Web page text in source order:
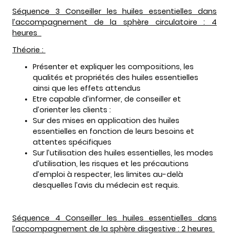
Séquence 3 Conseiller les huiles essentielles dans
l’accompagnement de la sphère circulatoire : 4
heures
Théorie :
Présenter et expliquer les compositions, les
qualités et propriétés des huiles essentielles
ainsi que les effets attendus
Etre capable d’informer, de conseiller et
d’orienter les clients :
Sur des mises en application des huiles
essentielles en fonction de leurs besoins et
attentes spécifiques
Sur l’utilisation des huiles essentielles, les modes
d’utilisation, les risques et les précautions
d’emploi à respecter, les limites au-delà
desquelles l’avis du médecin est requis.
Séquence 4 Conseiller les huiles essentielles dans
l’accompagnement de la sphère disgestive : 2 heures